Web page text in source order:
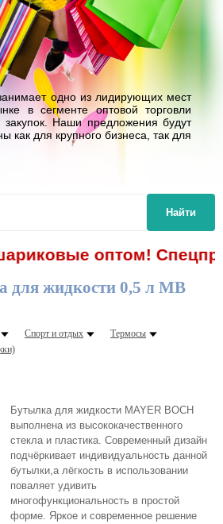
одно из лидирующих мест
в сегменте оптовой торговли
закупок. Наши предложения будут
как для крупного бизнеса, так для
Найти
оптом!
для жидкости 0,5 л MB
Спорт и отдых
Термосы
Бутылка для жидкости MAYER BOCH
выполнена из высококачественного
стекла и пластика. Современный дизайн
подчёркивает индивидуальность данной
бутылки,а лёгкость в использовании
поваляет удивить
многофункциональность в простой
форме. Яркое и современное решение